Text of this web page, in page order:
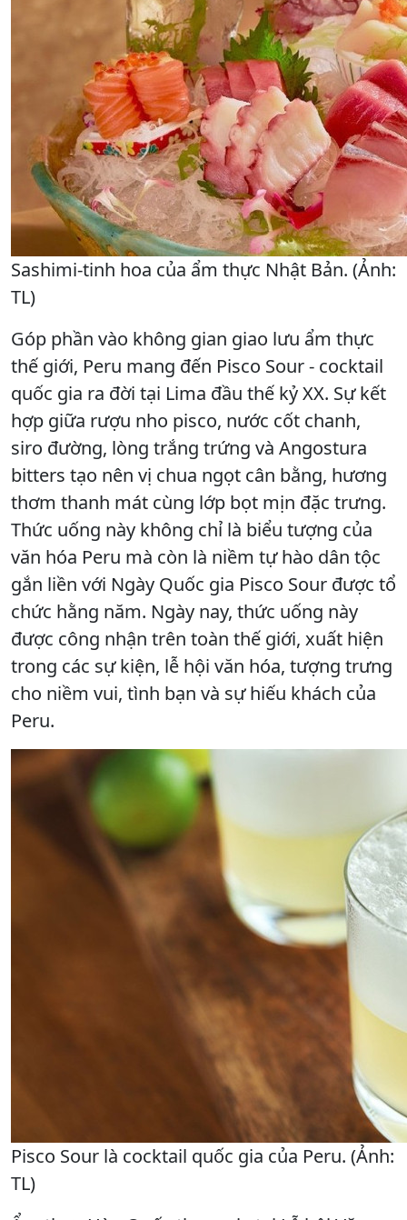
Sashimi-tinh hoa của ẩm thực Nhật Bản. (Ảnh:
TL)
Góp phần vào không gian giao lưu ẩm thực
thế giới, Peru mang đến Pisco Sour - cocktail
quốc gia ra đời tại Lima đầu thế kỷ XX. Sự kết
hợp giữa rượu nho pisco, nước cốt chanh,
siro đường, lòng trắng trứng và Angostura
bitters tạo nên vị chua ngọt cân bằng, hương
thơm thanh mát cùng lớp bọt mịn đặc trưng.
Thức uống này không chỉ là biểu tượng của
văn hóa Peru mà còn là niềm tự hào dân tộc
gắn liền với Ngày Quốc gia Pisco Sour được tổ
chức hằng năm. Ngày nay, thức uống này
được công nhận trên toàn thế giới, xuất hiện
trong các sự kiện, lễ hội văn hóa, tượng trưng
cho niềm vui, tình bạn và sự hiếu khách của
Peru.
Pisco Sour là cocktail quốc gia của Peru. (Ảnh:
TL)